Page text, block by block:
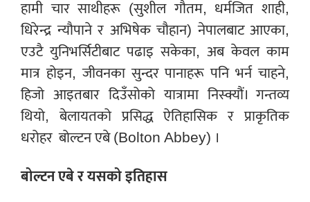
हामी चार साथीहरू (सुशील गौतम, धर्मजित शाही,
धिरेन्द्र न्यौपाने र अभिषेक चौहान) नेपालबाट आएका,
एउटै युनिभर्सिटीबाट पढाइ सकेका, अब केवल काम
मात्र होइन, जीवनका सुन्दर पानाहरू पनि भर्न चाहने,
हिजो आइतबार दिउँसोको यात्रामा निस्क्यौं। गन्तव्य
थियो, बेलायतको प्रसिद्ध ऐतिहासिक र प्राकृतिक
धरोहर बोल्टन एबे (Bolton Abbey) ।
बोल्टन एबे र यसको इतिहास